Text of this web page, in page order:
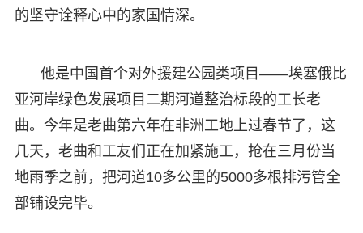
的坚守诠释心中的家国情深。
他是中国首个对外援建公园类项目——埃塞俄比
亚河岸绿色发展项目二期河道整治标段的工长老
曲。今年是老曲第六年在非洲工地上过春节了，这
几天，老曲和工友们正在加紧施工，抢在三月份当
地雨季之前，把河道10多公里的5000多根排污管全
部铺设完毕。